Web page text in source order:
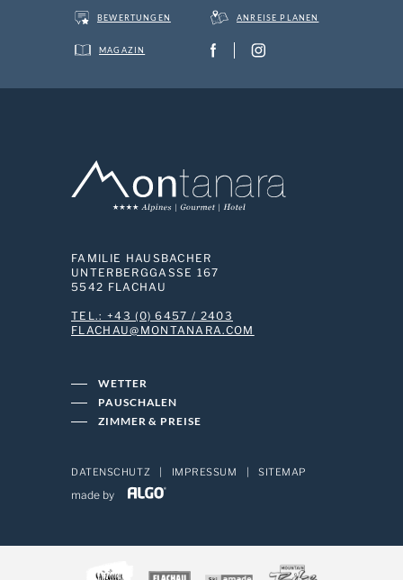
BEWERTUNGEN ANREISE PLANEN
MAGAZIN
FAMILIE HAUSBACHER
UNTERBERGGASSE 167
5542 FLACHAU
TEL.: +43 (0) 6457 / 2403
MOC.ARANATNOM@UAHCALF
WETTER
PAUSCHALEN
ZIMMER & PREISE
DATENSCHUTZ IMPRESSUM SITEMAP
made by